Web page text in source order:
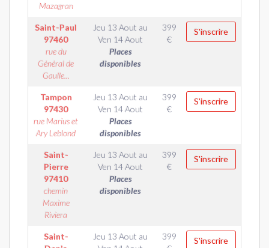
Mazagran
Saint-Paul
97460
rue du
Général de
Gaulle...
Jeu 13 Aout au
Ven 14 Aout
Places
disponibles
399
€
S'inscrire
Tampon
97430
rue Marius et
Ary Leblond
Jeu 13 Aout au
Ven 14 Aout
Places
disponibles
399
€
S'inscrire
Saint-
Pierre
97410
chemin
Maxime
Riviera
Jeu 13 Aout au
Ven 14 Aout
Places
disponibles
399
€
S'inscrire
Saint-
Jeu 13 Aout au
399
S'inscrire